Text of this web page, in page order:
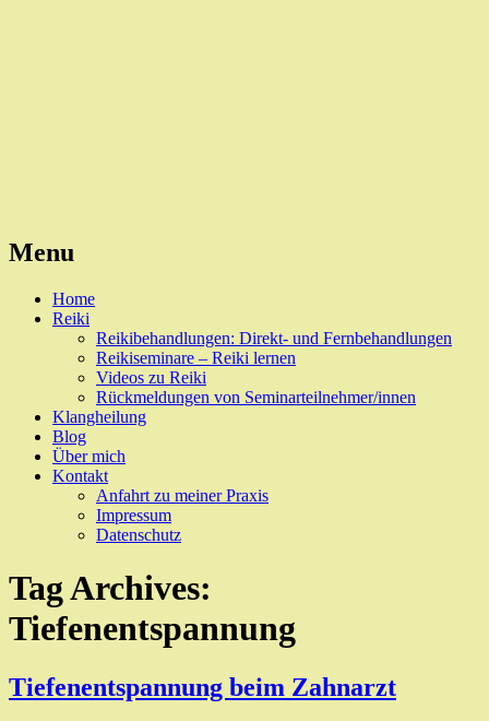
Menu
Skip
Home
Reiki
Reikibehandlungen: Direkt- und Fernbehandlungen
Reikiseminare – Reiki lernen
Videos zu Reiki
Rückmeldungen von Seminarteilnehmer/innen
Klangheilung
Blog
Über mich
Kontakt
Anfahrt zu meiner Praxis
Impressum
Datenschutz
Tag Archives:
Tiefenentspannung
Tiefenentspannung beim Zahnarzt